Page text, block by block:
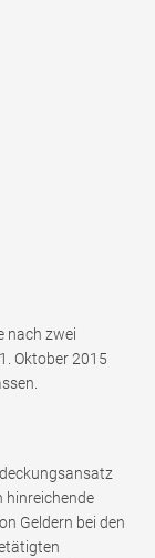
nach zwei
Oktober 2015
hinreichende
Geldern bei den